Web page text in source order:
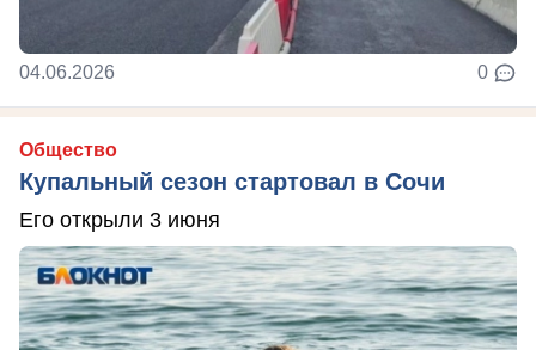
04.06.2026 0
Общество
Купальный сезон стартовал в Сочи
Его открыли 3 июня